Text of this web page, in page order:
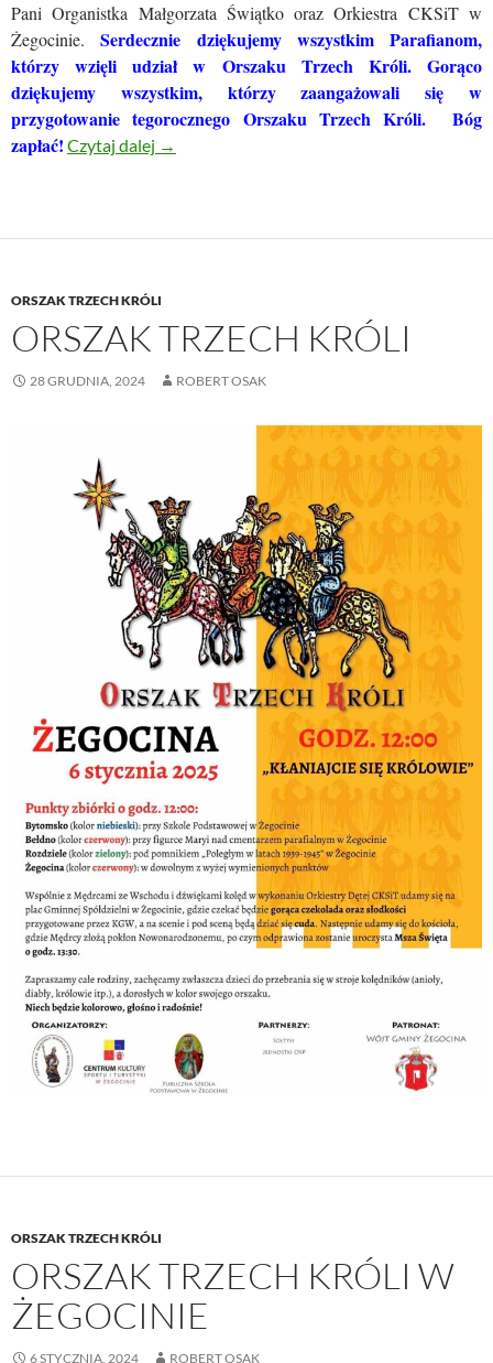
Pani Organistka Małgorzata Świątko oraz Orkiestra CKSiT w
Żegocinie.Serdecznie dziękujemy wszystkim Parafianom,
którzy wzięli udział w Orszaku Trzech Króli. Gorąco
dziękujemy wszystkim, którzy zaangażowali się w
przygotowanie tegorocznego Orszaku Trzech Króli. Bóg
zapłać! Czytaj dalej ORSZAK TRZECH KRÓLI – 06.01.2025
→
ORSZAK TRZECH KRÓLI
ORSZAK TRZECH KRÓLI
28 GRUDNIA, 2024 ROBERT OSAK
ORSZAK TRZECH KRÓLI
ORSZAK TRZECH KRÓLI W
ŻEGOCINIE
6 STYCZNIA, 2024 ROBERT OSAK